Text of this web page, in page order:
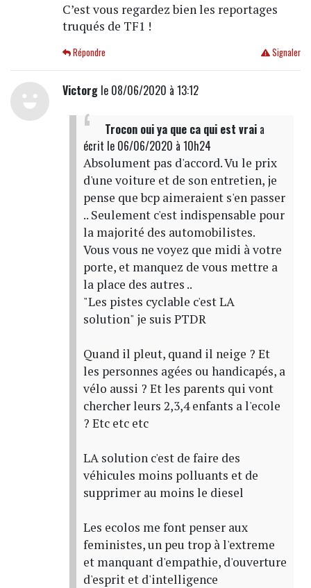
C’est vous regardez bien les reportages
truqués de TF1 !
Signaler
Répondre
Victorgle 08/06/2020 à 13:12
Trocon oui ya que ca qui est vraia
écrit le 06/06/2020 à 10h24
Absolument pas d'accord. Vu le prix
d'une voiture et de son entretien, je
pense que bcp aimeraient s'en passer
.. Seulement c'est indispensable pour
la majorité des automobilistes.
Vous vous ne voyez que midi à votre
porte, et manquez de vous mettre a
la place des autres ..
"Les pistes cyclable c'est LA
solution" je suis PTDR
Quand il pleut, quand il neige ? Et
les personnes agées ou handicapés, a
vélo aussi ? Et les parents qui vont
chercher leurs 2,3,4 enfants a l'ecole
? Etc etc etc
LA solution c'est de faire des
véhicules moins polluants et de
supprimer au moins le diesel
Les ecolos me font penser aux
feministes, un peu trop à l'extreme
et manquant d'empathie, d'ouverture
d'esprit et d'intelligence